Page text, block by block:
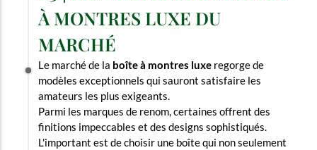
À MONTRES LUXE DU
MARCHÉ
Le marché de la boîte à montres luxe regorge de
modèles exceptionnels qui sauront satisfaire les
amateurs les plus exigeants.
Parmi les marques de renom, certaines offrent des
finitions impeccables et des designs sophistiqués.
L'important est de choisir une boîte qui non seulement